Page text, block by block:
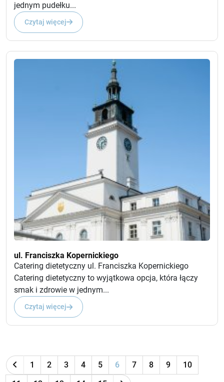
jednym pudełku...
Czytaj więcej
ul. Franciszka Kopernickiego
Catering dietetyczny ul. Franciszka Kopernickiego
Catering dietetyczny to wyjątkowa opcja, która łączy
smak i zdrowie w jednym...
Czytaj więcej
1 2 3 4 5 6 7 8 9
10